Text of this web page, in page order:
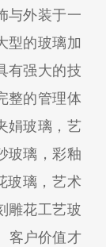
与外装于一
型的玻璃加
有强大的技
整的管理体
娟玻璃，艺
玻璃，彩釉
玻璃，艺术
雕花工艺玻
客户价值才